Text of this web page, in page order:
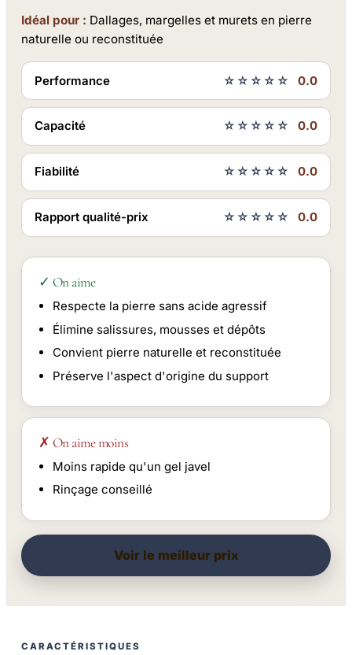
Idéal pour : Dallages, margelles et murets en pierre
naturelle ou reconstituée
Performance ☆☆☆☆☆ 0.0
Capacité ☆☆☆☆☆ 0.0
Fiabilité ☆☆☆☆☆ 0.0
Rapport qualité-prix ☆☆☆☆☆ 0.0
✓ On aime
Respecte la pierre sans acide agressif
Élimine salissures, mousses et dépôts
Convient pierre naturelle et reconstituée
Préserve l'aspect d'origine du support
✗ On aime moins
Moins rapide qu'un gel javel
Rinçage conseillé
Voir le meilleur prix
CARACTÉRISTIQUES